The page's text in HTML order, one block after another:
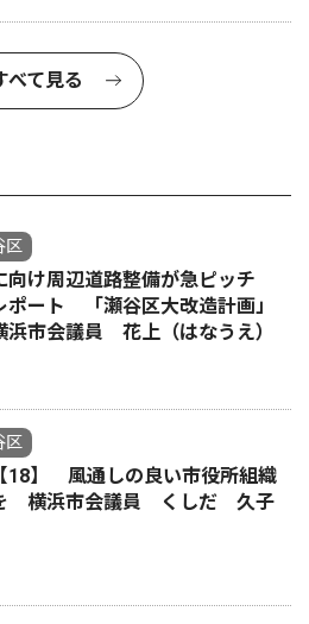
べて見る
区
向け周辺道路整備が急ピッチ
ポート 「瀬谷区大改造計画」
市会議員 花上（はなうえ）
区
18】 風通しの良い市役所組織
横浜市会議員 くしだ 久子